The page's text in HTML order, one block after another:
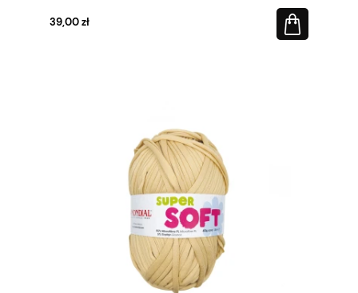
39,00 zł